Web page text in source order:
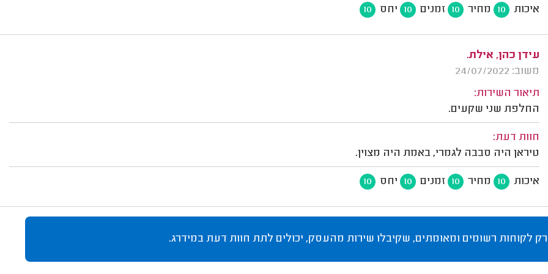
איכות 10 מחיר 10 זמנים 10 יחס 10
עידן כהן, אילת.
משוב: 24/07/2022
תיאור השירות:
החלפת שני שקעים.
חוות דעת:
טיראן היה סבבה לגמרי, באמת היה מצוין.
איכות 10 מחיר 10 זמנים 10 יחס 10
רק לקוחות רשומים ומאומתים, שקיבלו שירות מהעסק, יכולים לתת חוות דעת במידרג.